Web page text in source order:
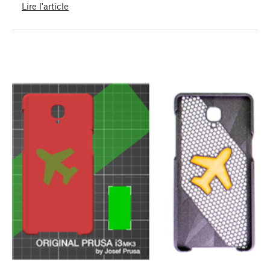
Lire l'article